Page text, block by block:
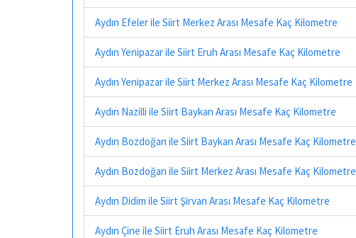
Aydın Efeler ile Siirt Merkez Arası Mesafe Kaç Kilometre
Aydın Yenipazar ile Siirt Eruh Arası Mesafe Kaç Kilometre
Aydın Yenipazar ile Siirt Merkez Arası Mesafe Kaç Kilometre
Aydın Nazilli ile Siirt Baykan Arası Mesafe Kaç Kilometre
Aydın Bozdoğan ile Siirt Baykan Arası Mesafe Kaç Kilometre
Aydın Bozdoğan ile Siirt Merkez Arası Mesafe Kaç Kilometre
Aydın Didim ile Siirt Şirvan Arası Mesafe Kaç Kilometre
Aydın Çine ile Siirt Eruh Arası Mesafe Kaç Kilometre